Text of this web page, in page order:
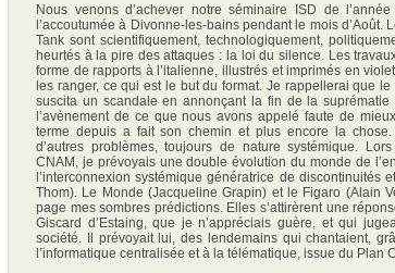
Nous venons d’achever notre séminaire ISD de
l’accoutumée à Divonne-les-bains pendant le mois d’Août.
Tank sont scientifiquement, technologiquement,
heurtés à la pire des attaques : la loi du silence. Les
forme de rapports à l’italienne, illustrés et imprimés en
les ranger, ce qui est le but du format. Je rappellerai que
suscita un scandale en annonçant la fin de la
l’avènement de ce que nous avons appelé faute de
terme depuis a fait son chemin et plus encore la chose.
d’autres problèmes, toujours de nature systémique.
CNAM, je prévoyais une double évolution du monde de
l’interconnexion systémique génératrice de discontinuités
Thom). Le Monde (Jacqueline Grapin) et le Figaro (Alain
page mes sombres prédictions. Elles s’attirèrent une
Giscard d’Estaing, que je n’appréciais guère, et qui
société. Il prévoyait lui, des lendemains qui chantaient,
l’informatique centralisée et à la télématique, issue du Plan